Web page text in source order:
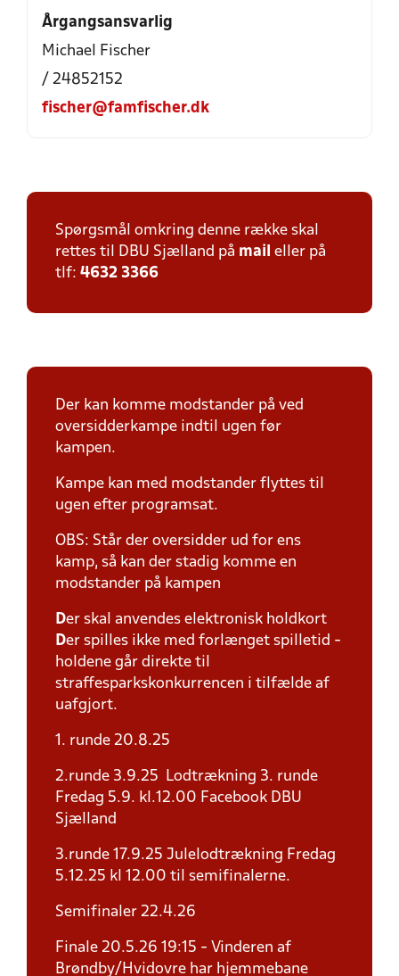
Årgangsansvarlig
Michael Fischer
/ 24852152
fischer@famfischer.dk
Spørgsmål omkring denne række skal
rettes til DBU Sjælland på mail eller på
tlf: 4632 3366
Der kan komme modstander på ved
oversidderkampe indtil ugen før
kampen.
Kampe kan med modstander flyttes til
ugen efter programsat.
OBS: Står der oversidder ud for ens
kamp, så kan der stadig komme en
modstander på kampen
Der skal anvendes elektronisk holdkort
Der spilles ikke med forlænget spilletid -
holdene går direkte til
straffesparkskonkurrencen i tilfælde af
uafgjort.
1. runde 20.8.25
2.runde 3.9.25 Lodtrækning 3. runde
Fredag 5.9. kl.12.00 Facebook DBU
Sjælland
3.runde 17.9.25 Julelodtrækning Fredag
5.12.25 kl 12.00 til semifinalerne.
Semifinaler 22.4.26
Finale 20.5.26 19:15 - Vinderen af
Brøndby/Hvidovre har hjemmebane